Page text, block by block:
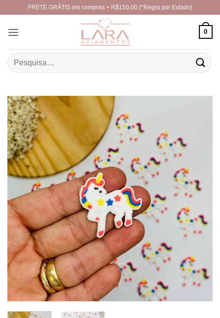
content
FRETE GRÁTIS em compras + R$150,00 (*Regra por Estado)
0
Pesquisar
por: